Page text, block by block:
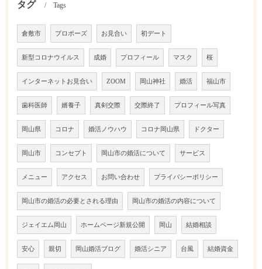
タグ Tags
倉敷市 プロポーズ お見合い 初デート
新型コロナウイルス 成婚 プロフィール マスク 桜
インターネットお見合い ZOOM 岡山神社 婚活 福山市
歯科医師 婿養子 真剣交際 交際終了 プロフィール写真
岡山県 コロナ 婚活ノウハウ コロナ岡山県 ドクター
岡山市 コンセプト 岡山市の婚活について サービス
メニュー アクセス お問い合わせ プライバシーポリシー
岡山市の婚活の必要とされる理由 岡山市の婚活の内容について
ジェイエム岡山 ホームページ新規公開 岡山 結婚相談
安心 親切 岡山婚活ブログ 婚活シニア 台風 結婚資金